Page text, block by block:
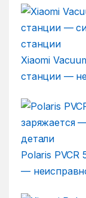
Xiaomi
станции —
Polaris PVCR
—